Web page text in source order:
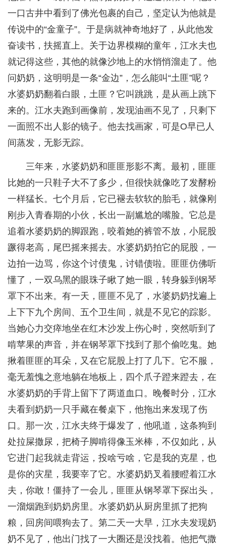
一口古井中看到了佛光包裹的自己，坚定认为他就是
传说中的“金童子”。于是病就神奇地好了，从此他发
奋读书，扶摇直上。关于边界模糊的童年，江水夫也
就记得这些，其他的就像沙地上的水悄悄溜走了。他
问奶奶，这明明是一条“金边”，怎么能叫“土匪”呢？
水婆奶奶翻着白眼，土匪？它叫跳跳，是从画上跳下
来的。江水夫跑到画像前，发现油画不见了，只剩下
一面照不出人影的镜子。他去找画家，可是O早已人
间蒸发，无影无踪。
三年来，水婆奶奶和匪匪形影不离。最初，匪匪
比她的一只鞋子大不了多少，但很快就像吃了发酵粉
一样猛长。七个月后，它已褪去软软的胎毛，就像刚
刚步入青春期的小伙，长出一副尴尬的嘴脸。它总是
追着水婆奶奶的脚跟跑，咬着她的裤管不放，小屁股
蹶得老高，尾巴摇来摇去。水婆奶奶拍它的屁股，一
边拍一边骂，你这个讨债鬼，讨错债啦。匪匪仿佛听
懂了，一双乌黑的眼珠子瞅了她一眼，转身躲到钢琴
罩下不出来。有一天，匪匪不见了，水婆奶奶找遍上
上下下九个房间、五个卫生间，就是不见它的踪影。
当她心力交瘁地坐在红木沙发上伤心时，突然听到了
啃苹果的声音，并在钢琴罩下找到了那个偷吃鬼。她
揪着匪匪的耳朵，又在它屁股上打了几下。它不服，
毫无羞愧之意地躺在地板上，四个爪子蹬来蹬去，在
水婆奶奶的手背上留下了两道血口。晚餐时分，江水
夫看到奶奶一只手藏在餐桌下，他拖出来发现了伤
口。那一次，江水夫终于爆发了，他吼道，这条狗到
处拉屎撒尿，把椅子脚啃得像玉米棒，不仅如此，从
它进门起我就走背运，投啥亏啥，它是我的克星，也
是你的灾星，我要宰了它。水婆奶奶叉着腰瞪着江水
夫，你敢！僵持了一会儿，匪匪从钢琴罩下探出头，
一溜烟跑到奶奶房里。水婆奶奶从厨房里抓了把狗
粮，回房间喂狗去了。第二天一大早，江水夫发现奶
奶不见了，他出门找了一大圈还是没找着。他把气撒